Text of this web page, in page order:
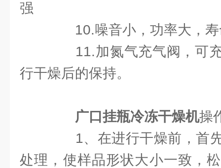
强
10.噪音小，功率大，寿
11.加氮气充气阀，可充
行干燥后的保持。
广口挂瓶冷冻干燥机操
1、在进行干燥前，首先
处理，使样品形状大小一致，